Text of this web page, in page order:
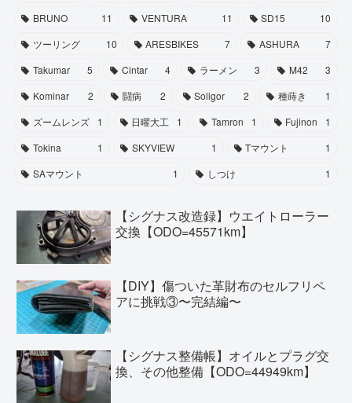
BRUNO
11 VENTURA 11 SD15
10
ツーリング
10 ARESBIKES 7 ASHURA
7
Takumar
5 Cintar 4 ラーメン 3 M42
3
Kominar
2 闘病 2 Soligor 2 種蒔き
1
ズームレンズ
1 日曜大工 1 Tamron 1 Fujinon
1
Tokina
1 SKYVIEW 1 Tマウント
1
SAマウント
1 しつけ 1
【シグナス改造録】ウエイトローラー
交換【ODO=45571km】
【DIY】傷ついた革財布のセルフリペ
アに挑戦③〜完結編〜
【シグナス整備帳】オイルとプラグ交
換、その他整備【ODO=44949km】